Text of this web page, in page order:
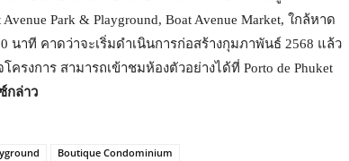
Park & Playground, Boat Avenue Market, ใกล้หาด
นาที คาดว่าจะเริ่มดำเนินการก่อสร้างกุมภาพันธ์ 2568 แล้ว
รงการ สามารถเข้าชมห้องตัวอย่างได้ที่ Porto de Phuket
กล่าว
Boutique Condominium